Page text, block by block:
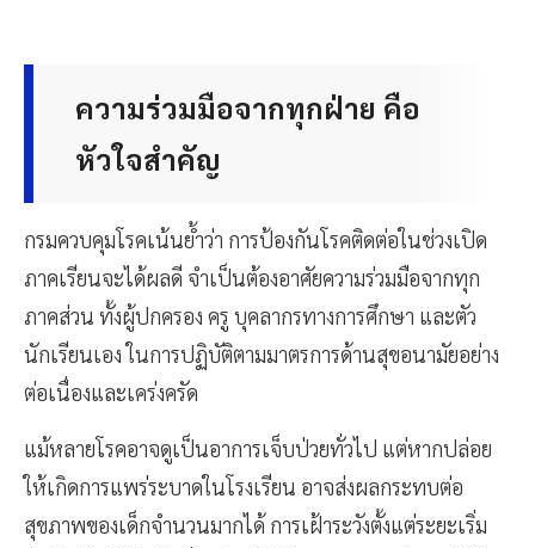
ความร่วมมือจากทุกฝ่าย คือ
หัวใจสำคัญ
กรมควบคุมโรคเน้นย้ำว่า การป้องกันโรคติดต่อในช่วงเปิด
ภาคเรียนจะได้ผลดี จำเป็นต้องอาศัยความร่วมมือจากทุก
ภาคส่วน ทั้งผู้ปกครอง ครู บุคลากรทางการศึกษา และตัว
นักเรียนเอง ในการปฏิบัติตามมาตรการด้านสุขอนามัยอย่าง
ต่อเนื่องและเคร่งครัด
แม้หลายโรคอาจดูเป็นอาการเจ็บป่วยทั่วไป แต่หากปล่อย
ให้เกิดการแพร่ระบาดในโรงเรียน อาจส่งผลกระทบต่อ
สุขภาพของเด็กจำนวนมากได้ การเฝ้าระวังตั้งแต่ระยะเริ่ม